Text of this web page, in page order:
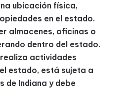
ubicación física,
en el estado.
almacenes, oficinas o
dentro del estado.
actividades
estado, está sujeta a
de Indiana y debe